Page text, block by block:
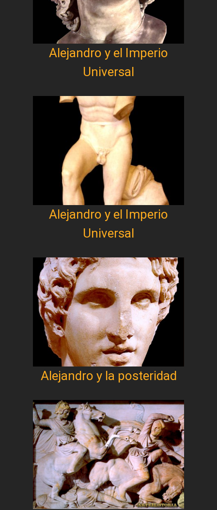
Alejandro y el Imperio
Universal
Alejandro y el Imperio
Universal
Alejandro y la posteridad